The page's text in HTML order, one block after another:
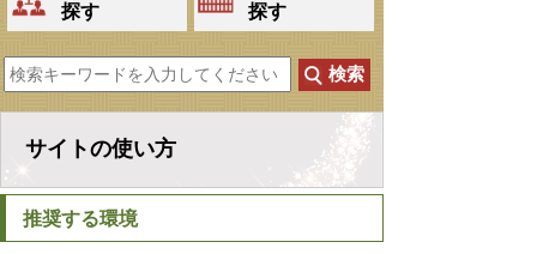
探す
探す
サイトの使い方
推奨する環境